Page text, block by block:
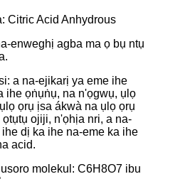
Citric Acid Anhydrous
enweghị agba ma ọ bụ ntụ
a na-ejikarị ya eme ihe
ihe ọṅụṅụ, na n'ọgwụ, ụlọ
ọrụ ịsa ákwà na ụlọ ọrụ
ojiji, n'ọhịa nri, a na-
dị ka ihe na-eme ka ihe
acid.
molekul: C6H8O7 ibu